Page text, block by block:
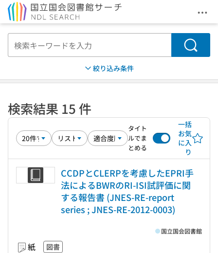
メ
検索
絞り込み条件
検索結果 15 件
タイト
ルでま
とめる
一括
お気
に入
り
CCDPとCLERPを考慮したEPRI手
法によるBWRのRI-ISI試評価に関
する報告書 (JNES-RE-report
series ; JNES-RE-2012-0003)
紙 図書
国立国会図書館